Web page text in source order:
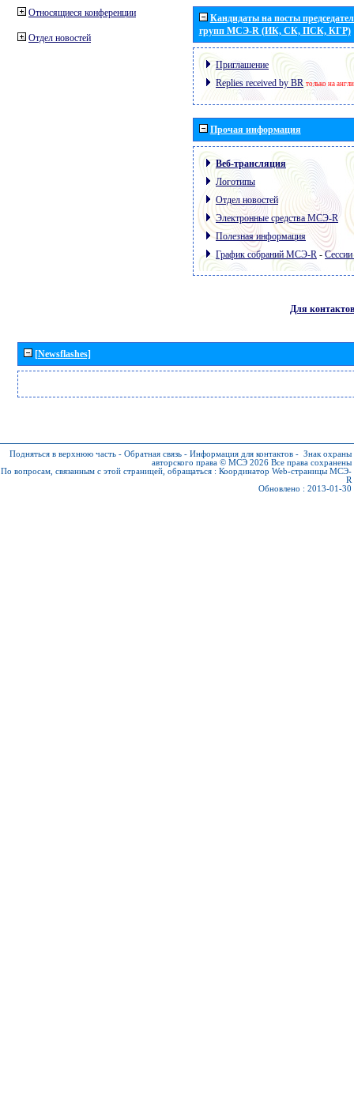
Относящиеся конференции
Отдел новостей
Кандидаты на посты
групп МСЭ-R (ИК, СК, ПСК, КГР)
Приглашение
Replies received by BR только на
Прочая информация
Веб-трансляция
Логотипы
Отдел новостей
Электронные средства МСЭ-R
Полезная информация
График собраний МСЭ-R -
Для контактов
[Newsflashes]
Подняться в верхнюю часть - Обратная связь - Информация для контактов - Знак охраны
авторского права © МСЭ 2026 Все права сохранены
По вопросам, связанным с этой страницей, обращаться : Координатор Web-страницы МСЭ-
R
Обновлено : 2013-01-30